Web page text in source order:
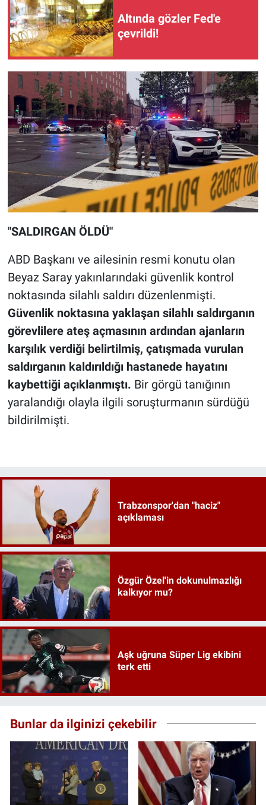
Altında gözler Fed'e
çevrildi!
"SALDIRGAN ÖLDÜ"
ABD Başkanı ve ailesinin resmi konutu olan
Beyaz Saray yakınlarındaki güvenlik kontrol
noktasında silahlı saldırı düzenlenmişti.
Güvenlik noktasına yaklaşan silahlı saldırganın
görevlilere ateş açmasının ardından ajanların
karşılık verdiği belirtilmiş, çatışmada vurulan
saldırganın kaldırıldığı hastanede hayatını
kaybettiği açıklanmıştı. Bir görgü tanığının
yaralandığı olayla ilgili soruşturmanın sürdüğü
bildirilmişti.
Trabzonspor'dan "haciz"
açıklaması
Özgür Özel'in dokunulmazlığı
kalkıyor mu?
Aşk uğruna Süper Lig ekibini
terk etti
Bunlar da ilginizi çekebilir